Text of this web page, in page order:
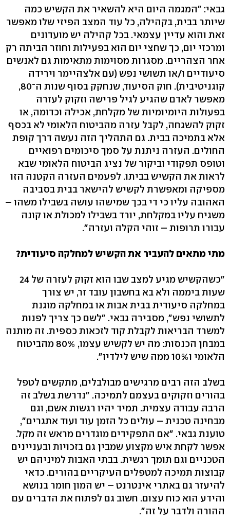
גבאי: "המגמה היום היא להשאיר את הקשיש כמה
שיותר בבית, בקהילה, כל עוד המצב הפיזי שלו מאפשר
זאת והוא עדיין עצמאי. בכל קהילה יש מועדונים
ומרכזי יום, כך שחצי יום הוא בפעילות וחוזר הביתה רק
אחר הצהריים. מסגרות מסוימות מתאימות גם לאנשים
סיעודיים ו/או תשושי נפש (עם אלצהיימר וירידה
קוגניטיבית). חוק הסיעוד, שנחקק בסוף שנות ה־80,
מאפשר לאדם שהגיע לגיל פרישה וזקוק לעזרה
בפעולות היומיומיות של מקלחת, אכילה וכדומה, או
זקוק להשגחה, לקבל עזרה מהביטוח הלאומי לא בכסף
אלא בתמיכה בבית. גם התהליך הזה נעשה דרך קופת
החולים. העזרה ניתנת על סמך סיכומים רפואיים
וטופס תפקודי וביקור של נציג הביטוח הלאומי שבא
לראות את הקשיש בביתו. לפעמים העזרה הקטנה הזו
מספיקה ומאפשרת לקשיש להישאר בבית בסביבה
האהובה עליו כי די בכך שמישהו עושה בשבילו משהו –
משגיח עליו במקלחת, יורד בשבילו למכולת או קונה
עבורו תרופות – זוהי הקלה ועזרה".
מתי מתאים להעביר את הקשיש למחלקה סיעודית?
"כשהקשיש מגיע למצב שבו הוא זקוק לעזרה של 24
שעות ביממה ולא בא בחשבון עובד זר, יש צורך
במחלקה סיעודית בבית אבות או במחלקה מוגנת
לתשושי נפש", מסבירה גבאי. "לשם כך צריך לפנות
למשרד הבריאות לקבלת קוד לזכאות כספית. זה מותנה
במבחן הכנסות: מה יש לקשיש עצמו, 80% מהביטוח
הלאומי ו10% ממה שיש לילדיו".
בשלב הזה רבים מרגישים מבולבלים, מתקשים לטפל
בהורים וזקוקים בעצמם לתמיכה. "נדרשת בשלב זה
הרבה עבודה עצמית. תמיד יהיו רגשות אשם, וגם
מבחינה טכנית – עולים כל הזמן עוד ועוד אתגרים",
טוענת גבאי. "אם התפקידים מוגדרים מראש זה מקל.
אפשר לקחת איש מקצוע שמבין גם בזכויות ובעניינים
הטכניים וגם תומך רגשית. בבתי האבות למיניהם יש
קבוצות תמיכה למטפלים העיקריים בהורים. כדאי
להיעזר גם באתרי אינטרנט – יש המון חומר בנושא
והידע הוא כוח עצום. חשוב גם לפתוח את הדברים עם
ההורה ולדבר על זה".